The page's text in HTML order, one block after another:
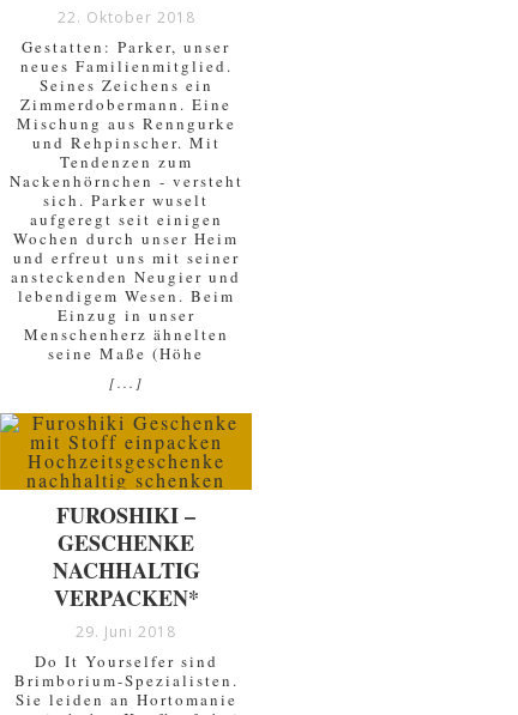
22. Oktober 2018
Gestatten: Parker, unser
neues Familienmitglied.
Seines Zeichens ein
Zimmerdobermann. Eine
Mischung aus Renngurke
und Rehpinscher. Mit
Tendenzen zum
Nackenhörnchen - versteht
sich. Parker wuselt
aufgeregt seit einigen
Wochen durch unser Heim
und erfreut uns mit seiner
ansteckenden Neugier und
lebendigem Wesen. Beim
Einzug in unser
Menschenherz ähnelten
seine Maße (Höhe
[...]
FUROSHIKI –
GESCHENKE
NACHHALTIG
VERPACKEN*
29. Juni 2018
Do It Yourselfer sind
Brimborium-Spezialisten.
Sie leiden an Hortomanie